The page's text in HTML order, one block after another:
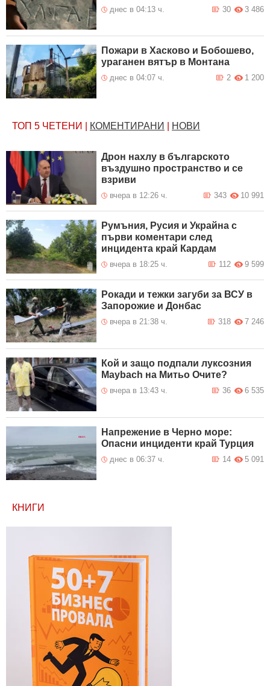
днес в 04:13 ч. 3 486
30
Пожари в Хасково и Бобошево,
ураганен вятър в Монтана
днес в 04:07 ч. 1 200
2
ТОП 5 ЧЕТЕНИ КОМЕНТИРАНИ НОВИ
Дрон нахлу в българското
въздушно пространство и се
взриви
вчера в 12:26 ч. 10 991
343
Румъния, Русия и Украйна с
първи коментари след
инцидента край Кардам
вчера в 18:25 ч. 9 599
112
Рокади и тежки загуби за ВСУ в
Запорожие и Донбас
вчера в 21:38 ч. 7 246
318
Кой и защо подпали луксозния
Maybach на Митьо Очите?
вчера в 13:43 ч. 6 535
36
Напрежение в Черно море:
Опасни инциденти край Турция
днес в 06:37 ч. 5 091
14
КНИГИ